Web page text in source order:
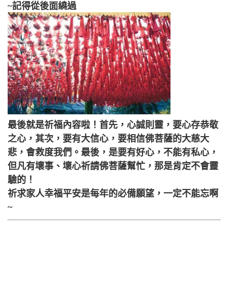
~記得從後面繞過
最後就是祈福內容啦！首先，心誠則靈，要心存恭敬
之心，其次，要有大信心，要相信佛菩薩的大慈大
悲，會救度我們。最後，是要有好心，不能有私心，
但凡有壞事、壞心祈請佛菩薩幫忙，那是肯定不會靈
驗的！
祈求家人幸福平安是每年的必備願望，一定不能忘啊
~